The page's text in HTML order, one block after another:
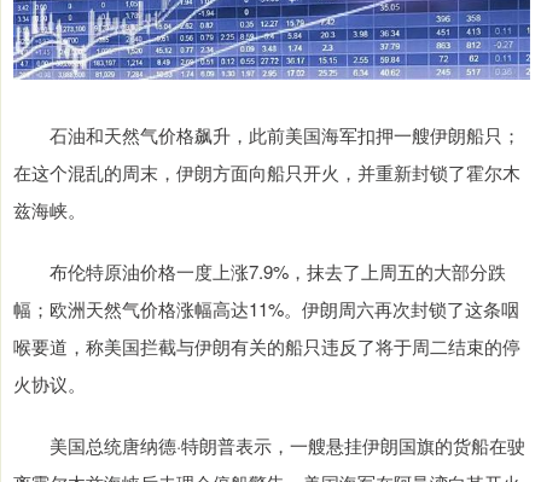
石油和天然气价格飙升，此前美国海军扣押一艘伊朗船只；
在这个混乱的周末，伊朗方面向船只开火，并重新封锁了霍尔木
兹海峡。
布伦特原油价格一度上涨7.9%，抹去了上周五的大部分跌
幅；欧洲天然气价格涨幅高达11%。伊朗周六再次封锁了这条咽
喉要道，称美国拦截与伊朗有关的船只违反了将于周二结束的停
火协议。
美国总统唐纳德·特朗普表示，一艘悬挂伊朗国旗的货船在驶